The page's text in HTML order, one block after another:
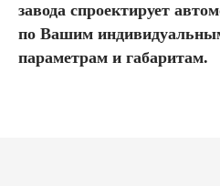
завода спроектирует
по Вашим
параметрам и габаритам.